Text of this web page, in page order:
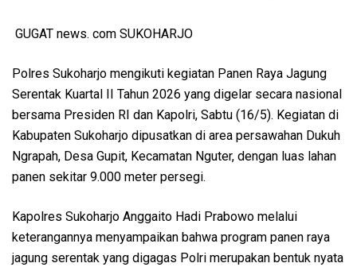
GUGAT news. com SUKOHARJO
Polres Sukoharjo mengikuti kegiatan Panen Raya Jagung
Serentak Kuartal II Tahun 2026 yang digelar secara nasional
bersama Presiden RI dan Kapolri, Sabtu (16/5). Kegiatan di
Kabupaten Sukoharjo dipusatkan di area persawahan Dukuh
Ngrapah, Desa Gupit, Kecamatan Nguter, dengan luas lahan
panen sekitar 9.000 meter persegi.
Kapolres Sukoharjo Anggaito Hadi Prabowo melalui
keterangannya menyampaikan bahwa program panen raya
jagung serentak yang digagas Polri merupakan bentuk nyata